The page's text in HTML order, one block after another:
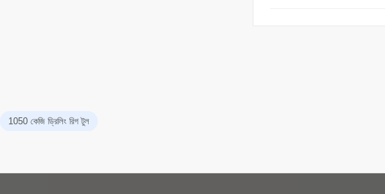
1050 কেজি ড্রিলিং রিগ টুল